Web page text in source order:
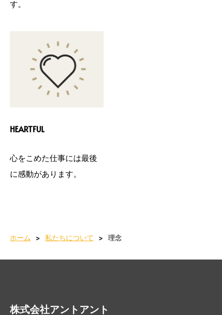
す。
HEARTFUL
心をこめた仕事には最後
に感動があります。
ホーム 私たちについて 理念
株式会社アントアント